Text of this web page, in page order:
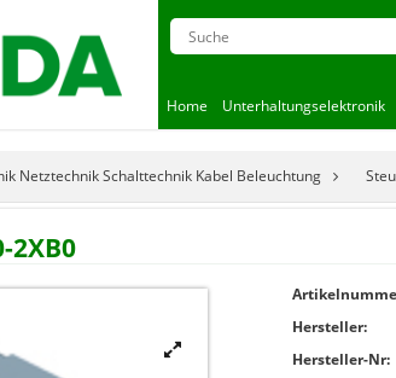
Home Unterhaltungselektronik
Netztechnik Schalttechnik Kabel Beleuchtung
2XB0


Hersteller:
Hersteller-Nr: